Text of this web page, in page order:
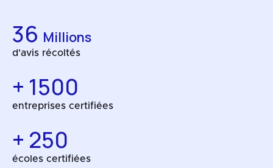
36 Millions
d'avis récoltés
+ 1500
entreprises certifiées
+ 250
écoles certifiées